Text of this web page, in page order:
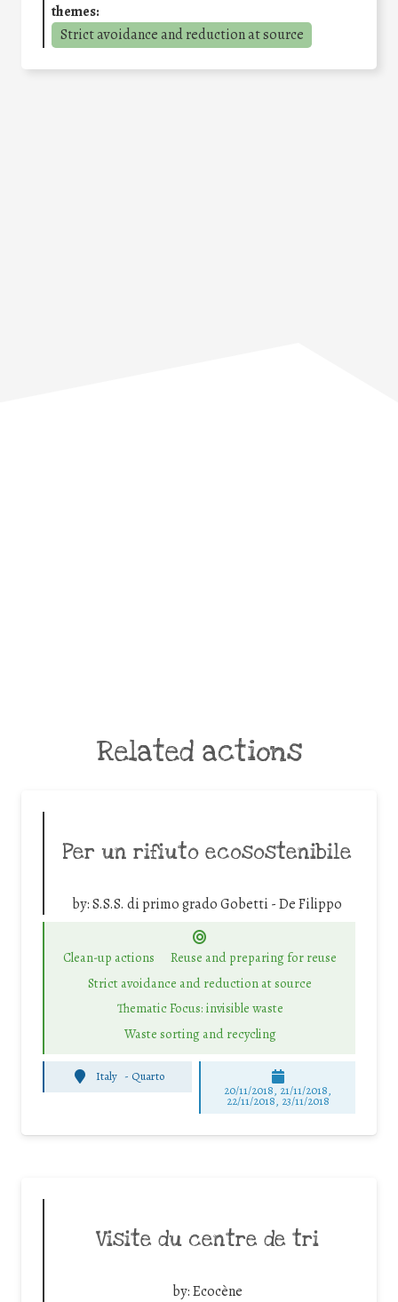
themes:
Strict avoidance and reduction at source
Related actions
Per un rifiuto ecosostenibile
by:S.S.S. di primo grado Gobetti - De Filippo
Clean-up actions
Reuse and preparing for reuse
Strict avoidance and reduction at source
Thematic Focus: invisible waste
Waste sorting and recycling
Italy - Quarto
20/11/2018, 21/11/2018,
22/11/2018, 23/11/2018
Visite du centre de tri
by:Ecocène